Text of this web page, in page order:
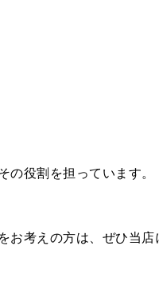
役割を担っています。
お考えの方は、ぜひ当店